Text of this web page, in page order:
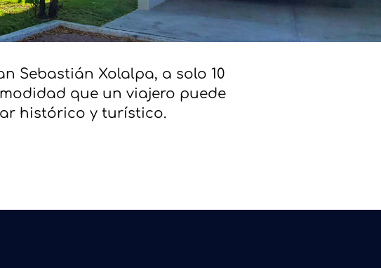
Sebastián Xolalpa, a solo 10
que un viajero puede
histórico y turístico.